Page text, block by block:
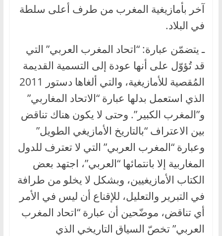
آخر بأمازيغية المغرب من طرف أعلى سلطة
في البلاد.
ـ يتضمّن عبارة: “اتحاد المغرب العربي” التي
قد تُؤوّل على أنها عودة إلى التسمية القديمة
المُقصية للأمازيغية، والتي ألغاها دستور 2011
الذي استعمل بدلها عبارة “الاتحاد المغاربي”
و”المغرب الكبير”. وحتى لا يكون هناك تناقض
بين الاعتراف “بالتاريخ الأمازيغي الطويل”
وعبارة “المغرب العربي” التي لا تعترف للدول
المغاربية إلا بانتمائها “العربي”، اجتهد بعض
الكتاب الأمازيغيين، وبشكل لا يخلو من طرافة
في التبرير والتعليل، للإقناع أن ليس في الأمر
أي تناقض، موضّحين أن عبارة “اتحاد المغرب
العربي” تخصّ السياق التاريخي الذي